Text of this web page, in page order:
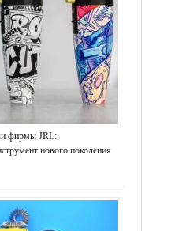
фирмы JRL:
нового поколения